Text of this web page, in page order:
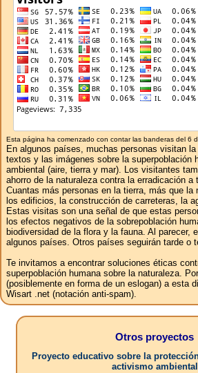
Esta página ha comenzado con contar las banderas del 6
En algunos países, muchas personas visitan
textos y las imágenes sobre la superpoblación
ambiental (aire, tierra y mar). Los visitantes
ahorro de la naturaleza contra la erradicación
Cuantas más personas en la tierra, más que la
los edificios, la construcción de carreteras, la
Estas visitas son una señal de que estas
los efectos negativos de la sobrepoblación
biodiversidad de la flora y la fauna. Al parecer,
algunos países. Otros países seguirán tarde o
Te invitamos a encontrar soluciones éticas
superpoblación humana sobre la naturaleza.
(posiblemente en forma de un eslogan) a esta
Wisart .net (notación anti-spam).
Otros proyectos
Proyecto educativo sobre la
activismo ambiental